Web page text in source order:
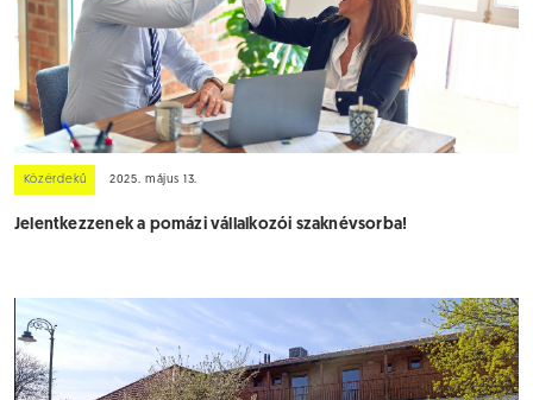
Közérdekű 2025. május 13.
Jelentkezzenek a pomázi vállalkozói szaknévsorba!